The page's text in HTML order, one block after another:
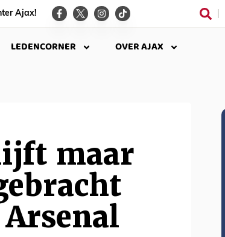
Ajax!
LEDENCORNER OVER AJAX
maar